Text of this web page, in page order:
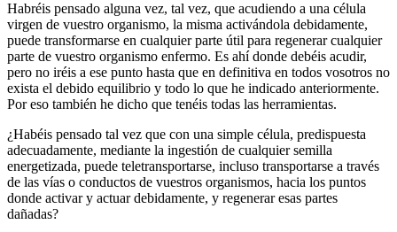
Habréis pensado alguna vez, tal vez, que acudiendo a una célula
virgen de vuestro organismo, la misma activándola debidamente,
puede transformarse en cualquier parte útil para regenerar cualquier
parte de vuestro organismo enfermo. Es ahí donde debéis acudir,
pero no iréis a ese punto hasta que en definitiva en todos vosotros no
exista el debido equilibrio y todo lo que he indicado anteriormente.
Por eso también he dicho que tenéis todas las herramientas.
¿Habéis pensado tal vez que con una simple célula, predispuesta
adecuadamente, mediante la ingestión de cualquier semilla
energetizada, puede teletransportarse, incluso transportarse a través
de las vías o conductos de vuestros organismos, hacia los puntos
donde activar y actuar debidamente, y regenerar esas partes
dañadas?